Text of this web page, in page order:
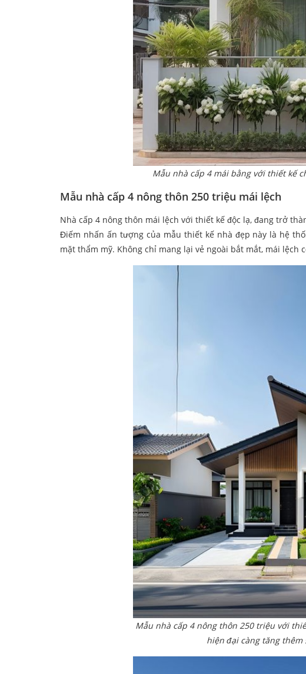
Mẫu nhà cấp 4 mái bằng với thiết kế
Mẫu nhà cấp 4 nông thôn 250 triệu mái lệch
Nhà cấp 4 nông thôn mái lệch với thiết kế độc lạ, đang trở
Điếm nhấn ấn tượng của mẫu thiết kế nhà đẹp này là hệ
mặt thẩm mỹ. Không chỉ mang lại vẻ ngoài bắt mắt, mái
Mẫu nhà cấp 4 nông thôn 250 triệu với
hiện đại càng tăng